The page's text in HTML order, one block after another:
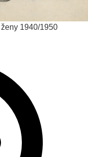
1940/1950